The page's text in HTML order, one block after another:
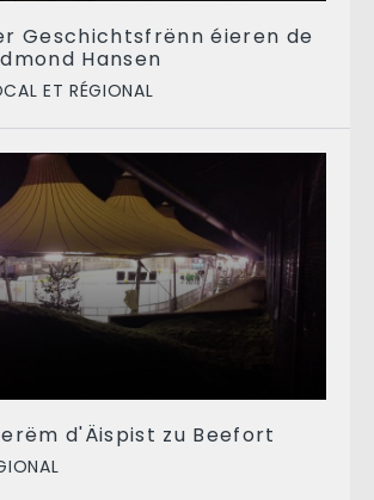
Geschichtsfrënn éieren de
Hansen
ET RÉGIONAL
d'Äispist zu Beefort